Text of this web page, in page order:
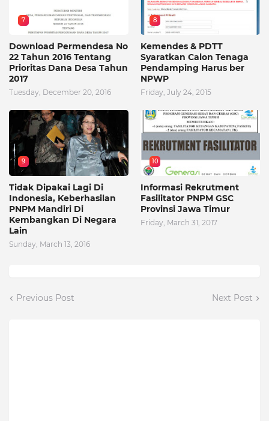
7
Download Permendesa No
22 Tahun 2016 Tentang
Prioritas Dana Desa Tahun
2017
Tuesday, December 20, 2016
8
Kemendes & PDTT
Syaratkan Calon Tenaga
Pendamping Harus ber
NPWP
Friday, July 24, 2015
9
Tidak Dipakai Lagi Di
Indonesia, Keberhasilan
PNPM Mandiri Di
Kembangkan Di Negara
Lain
Sunday, March 13, 2016
10
Informasi Rekrutment
Fasilitator PNPM GSC
Provinsi Jawa Timur
Friday, March 31, 2017
Previous Post Next Post